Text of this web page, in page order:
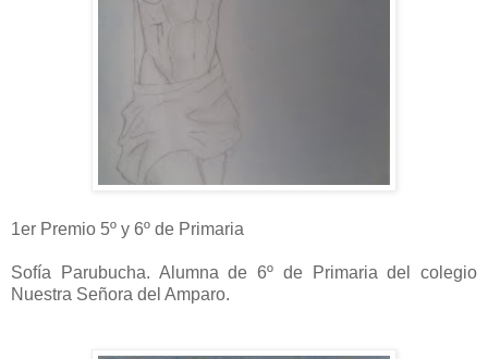
1er Premio 5º y 6º de Primaria
Sofía Parubucha. Alumna de 6º de Primaria del colegio
Nuestra Señora del Amparo.